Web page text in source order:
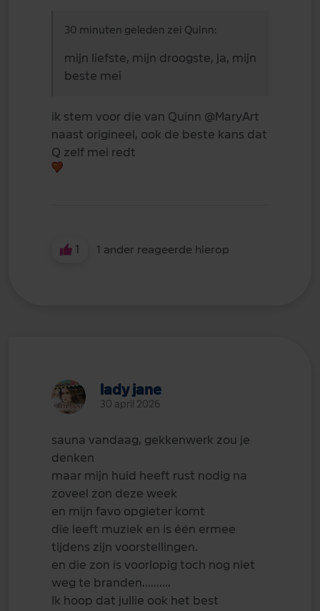
30 minuten geleden zei Quinn:
mijn liefste, mijn droogste, ja, mijn
beste mei
ik stem voor die van Quinn @MaryArt
naast origineel, ook de beste kans dat
Q zelf mei redt
1 1 ander reageerde hierop
lady jane
30 april 2026
sauna vandaag, gekkenwerk zou je
denken
maar mijn huid heeft rust nodig na
zoveel zon deze week
en mijn favo opgieter komt
die leeft muziek en is één ermee
tijdens zijn voorstellingen.
en die zon is voorlopig toch nog niet
weg te branden..........
Ik hoop dat jullie ook het best